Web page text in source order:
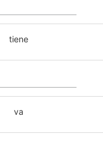
tiene
va